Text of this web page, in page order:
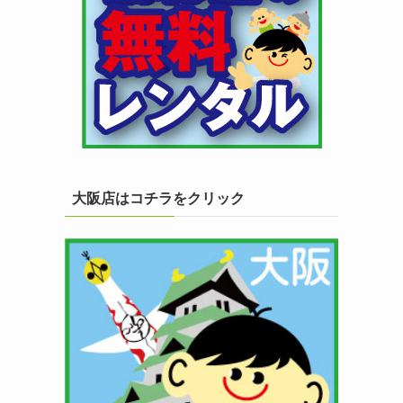
大阪店はコチラをクリック